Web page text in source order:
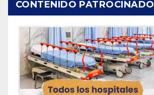
CONTENIDO PATROCINADO